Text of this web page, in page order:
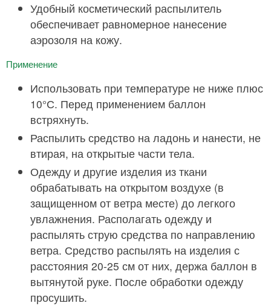
Удобный косметический распылитель
обеспечивает равномерное нанесение
аэрозоля на кожу.
Применение
Использовать при температуре не ниже плюс
10°С. Перед применением баллон
встряхнуть.
Распылить средство на ладонь и нанести, не
втирая, на открытые части тела.
Одежду и другие изделия из ткани
обрабатывать на открытом воздухе (в
защищенном от ветра месте) до легкого
увлажнения. Располагать одежду и
распылять струю средства по направлению
ветра. Средство распылять на изделия с
расстояния 20-25 см от них, держа баллон в
вытянутой руке. После обработки одежду
просушить.